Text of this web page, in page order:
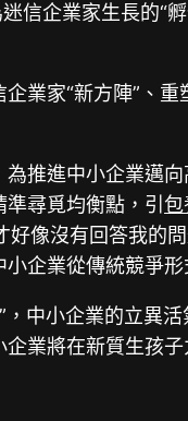
信企業家生長的“
業家“新方陣”、重
推進中小企業邁
準尋覓均衡點，引包
像沒有回答我的
企業從傳統競爭
，中小企業的立異
企業將在新質生孩